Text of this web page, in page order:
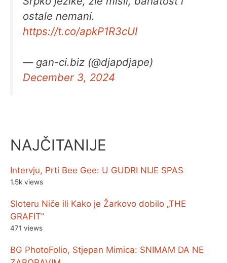
ostale nemani.
https://t.co/apkP1R3cUI
— gan-ci.biz (@djapdjape)
December 3, 2024
NAJČITANIJE
Intervju, Prti Bee Gee: U GUDRI NIJE SPAS
1.5k views
Sloteru Niče ili Kako je Žarkovo dobilo „THE
GRAFIT”
471 views
BG PhotoFolio, Stjepan Mimica: SNIMAM DA NE